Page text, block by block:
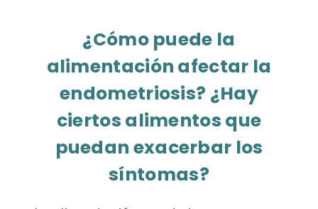
¿Cómo puede la
alimentación afectar la
endometriosis? ¿Hay
ciertos alimentos que
puedan exacerbar los
síntomas?